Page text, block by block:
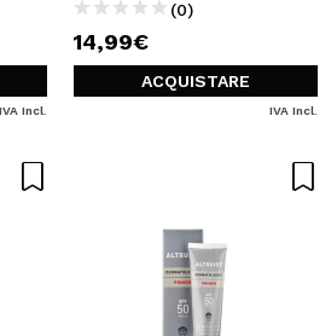
IVA Incl.
(0)
14,99€
ACQUISTARE
IVA Incl.